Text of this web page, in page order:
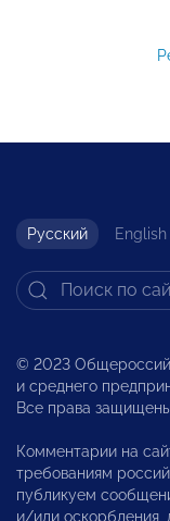
Русский English
© 2023
и среднего
Все права
Комментарии на
требованиям
публикуем
и/или оскорбления,